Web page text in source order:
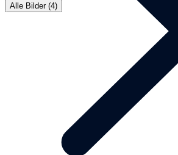
Alle Bilder (4)